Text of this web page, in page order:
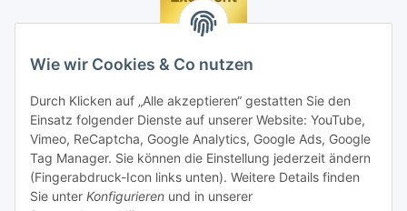
Wie wir Cookies & Co nutzen
Durch Klicken auf „Alle akzeptieren“ gestatten Sie den
Einsatz folgender Dienste auf unserer Website: YouTube,
Vimeo, ReCaptcha, Google Analytics, Google Ads, Google
Tag Manager. Sie können die Einstellung jederzeit ändern
(Fingerabdruck-Icon links unten). Weitere Details finden
Sie unter Konfigurieren und in unserer